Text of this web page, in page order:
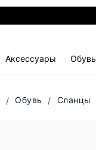
Аксессуары Обувь
Обувь Сланцы